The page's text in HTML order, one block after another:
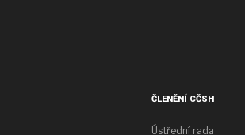
ČLENĚNÍ CČSH
Ústřední rada